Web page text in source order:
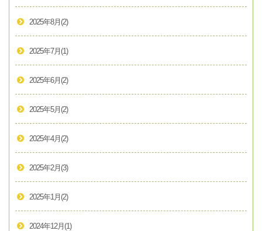
2025年8月 (2)
2025年7月 (1)
2025年6月 (2)
2025年5月 (2)
2025年4月 (2)
2025年2月 (3)
2025年1月 (2)
2024年12月 (1)